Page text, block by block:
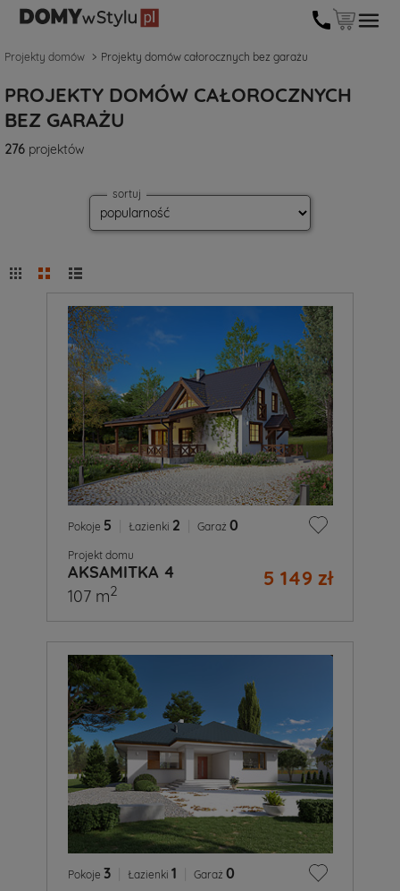
Projekty domów Projekty domów całorocznych bez garażu
PROJEKTY DOMÓW CAŁOROCZNYCH
BEZ GARAŻU
276 projektów
sortuj
Pokoje 5 Łazienki 2 Garaż 0
Projekt domu
AKSAMITKA 4 5 149 zł
107 m2
Pokoje 3 Łazienki 1 Garaż 0